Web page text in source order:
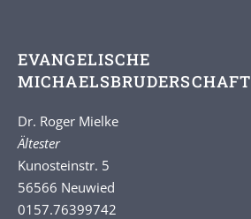
EVANGELISCHE
MICHAELSBRUDERSCHAFT
Dr. Roger Mielke
Ältester
Kunosteinstr. 5
56566 Neuwied
0157.76399742